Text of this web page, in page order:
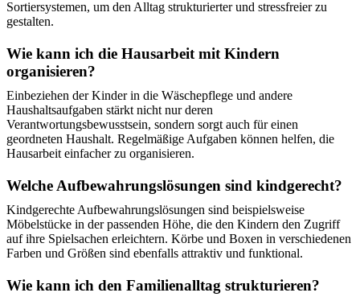
Sortiersystemen, um den Alltag strukturierter und stressfreier zu
gestalten.
Wie kann ich die Hausarbeit mit Kindern
organisieren?
Einbeziehen der Kinder in die Wäschepflege und andere
Haushaltsaufgaben stärkt nicht nur deren
Verantwortungsbewusstsein, sondern sorgt auch für einen
geordneten Haushalt. Regelmäßige Aufgaben können helfen, die
Hausarbeit einfacher zu organisieren.
Welche Aufbewahrungslösungen sind kindgerecht?
Kindgerechte Aufbewahrungslösungen sind beispielsweise
Möbelstücke in der passenden Höhe, die den Kindern den Zugriff
auf ihre Spielsachen erleichtern. Körbe und Boxen in verschiedenen
Farben und Größen sind ebenfalls attraktiv und funktional.
Wie kann ich den Familienalltag strukturieren?